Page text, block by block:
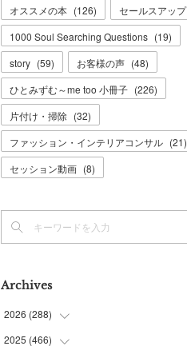
オススメの本 (126) セールスアップ
1000 Soul Searching Questions (19)
story (59) お客様の声 (48)
ひとみずむ～me too 小冊子 (226)
片付け・掃除 (32)
ファッション・インテリアコンサル (21)
セッション動画 (8)
Archives
2026 (288)
(9)
2025 (466)